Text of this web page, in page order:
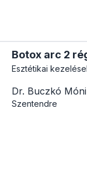
Botox arc 2
Esztétikai
Dr. Buczkó
Szentendre